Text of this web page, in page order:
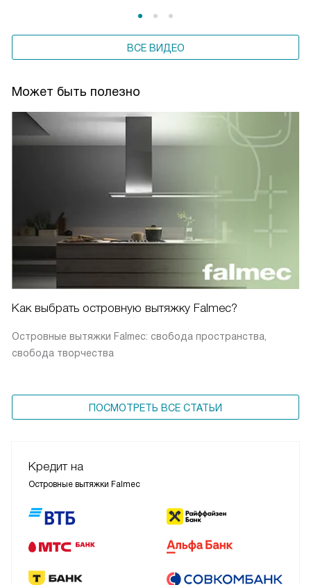
ВСЕ ВИДЕО
Может быть полезно
Как выбрать островную вытяжку Falmec?
Островные вытяжки Falmec: свобода пространства,
свобода творчества
ПОСМОТРЕТЬ ВСЕ СТАТЬИ
Кредит на
Островные вытяжки Falmec